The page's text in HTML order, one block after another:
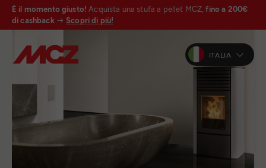
È il momento giusto! Acquista una stufa a pellet MCZ, fino a 200€
di cashback
Scopri di più!
ITALIA